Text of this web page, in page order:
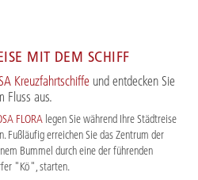
MIT DEM SCHIFF
Kreuzfahrtschiffe und entdecken Sie
Fluss aus.
FLORA legen Sie während Ihre Städtreise
Fußläufig erreichen Sie das Zentrum der
Bummel durch eine der führenden
"Kö", starten.